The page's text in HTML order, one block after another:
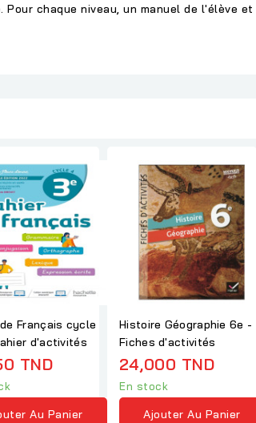
chaque niveau, un manuel de l'élève
Français cycle
cahier d'activités
TND
Au Panier
Histoire Géographie 6e -
Fiches d'activités
24,000 TND
En stock
Ajouter Au Panier